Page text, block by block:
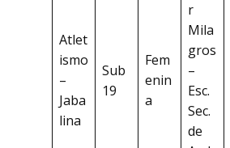
Atlet
ismo
–
Jaba
lina
Sub
19
Fem
enin
a
r
Mila
gros
–
Esc.
Sec.
de